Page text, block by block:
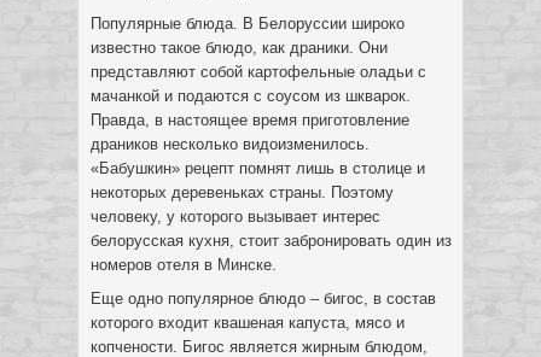
Популярные блюда. В Белоруссии широко
известно такое блюдо, как драники. Они
представляют собой картофельные оладьи с
мачанкой и подаются с соусом из шкварок.
Правда, в настоящее время приготовление
драников несколько видоизменилось.
«Бабушкин» рецепт помнят лишь в столице и
некоторых деревеньках страны. Поэтому
человеку, у которого вызывает интерес
белорусская кухня, стоит забронировать один из
номеров отеля в Минске.
Еще одно популярное блюдо – бигос, в состав
которого входит квашеная капуста, мясо и
копчености. Бигос является жирным блюдом,